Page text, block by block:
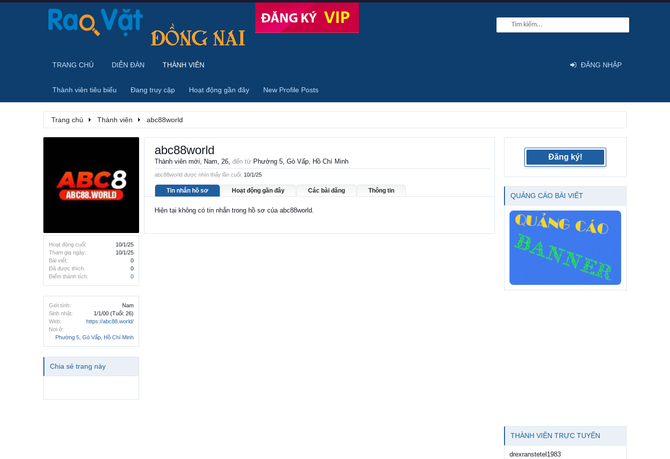
Trang chủ Thành viên abc88world
Hoạt động cuối:
10/1/25
Tham gia ngày:
10/1/25
Bài viết:
0
Đã được thích:
0
Điểm thành tích:
0
Giới tính:
Nam
Sinh nhật:
1/1/00 (Tuổi: 26)
Web:
https://abc88.world/
Nơi ở:
Phường 5, Gò Vấp, Hồ Chí Minh
Chia sẻ trang này
abc88world
Thành viên mới, Nam, 26, đến từ Phường 5, Gò Vấp, Hồ Chí Minh
abc88world được nhìn thấy lần cuối: 10/1/25
Tin nhắn hồ sơ Hoạt động gần đây Các bài đăng Thông tin
Hiện tại không có tin nhắn trong hồ sơ của abc88world.
Đăng ký!
QUẢNG CÁO BÀI VIẾT
THÀNH VIÊN TRỰC TUYẾN
drexranstetel1983
TRANG CHỦ DIỄN ĐÀN THÀNH VIÊN
Thành viên tiêu biểu Đang truy cập Hoạt động gần đây New Profile Posts
ĐĂNG NHẬP